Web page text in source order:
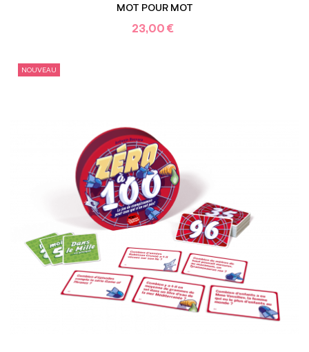
MOT POUR MOT
23,00 €
NOUVEAU